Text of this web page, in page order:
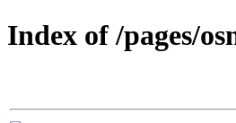
Index of /pages/